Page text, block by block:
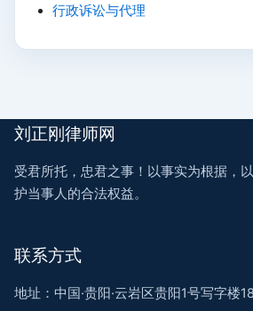
行政诉讼与代理
刘正刚律师网
受君所托，忠君之事！以事实为根据，
护当事人的合法权益。
联系方式
地址：中国·贵阳·云岩区贵阳1号写字楼